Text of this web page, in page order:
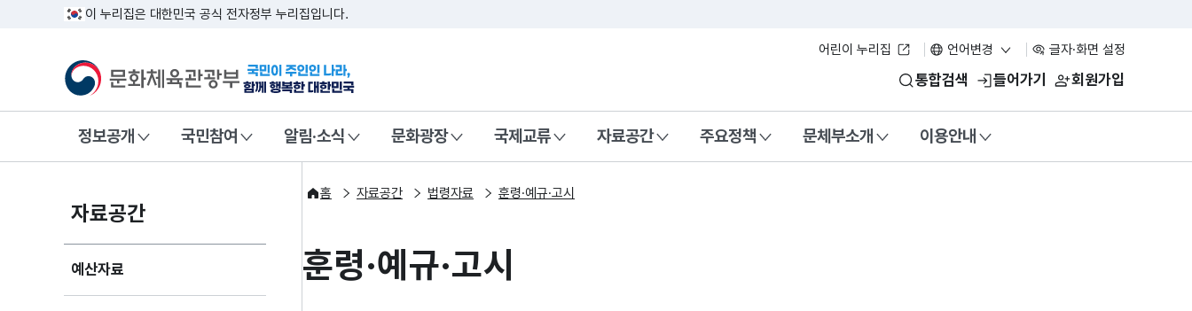
이 누리집은 대한민국 공식 전자정부 누리집입니다.
어린이 누리집 언어변경 글자·화면 설정
문화체육관광부국민이 주인인 나라, 함께 행복한 대한민국 통합검색 들어가기 회원가입
정보공개 국민참여 알림·소식 문화광장 국제교류 자료공간 주요정책 문체부소개 이용안내
자료공간
예산자료
홈 자료공간 법령자료 훈령·예규·고시
훈령·예규·고시